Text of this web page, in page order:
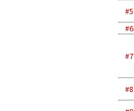
#5
#6
#7
#8